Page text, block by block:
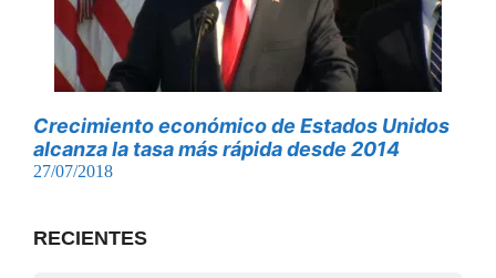
Crecimiento económico de Estados Unidos
alcanza la tasa más rápida desde 2014
27/07/2018
RECIENTES